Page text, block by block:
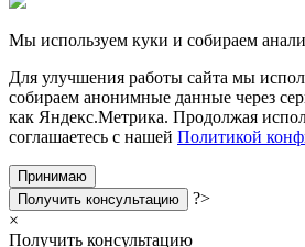
Мы используем куки и собираем
Для улучшения работы сайта мы
собираем анонимные данные через
как Яндекс.Метрика. Продолжая
соглашаетесь с нашей Политикой
Принимаю
Получить консультацию
?>
×
Получить консультацию